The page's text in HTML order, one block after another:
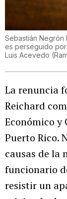
Sebastián Negrón
es perseguido
Luis Acevedo (
La renuncia
Reichard
Económico y
Puerto Rico.
causas de la
funcionario
resistir un